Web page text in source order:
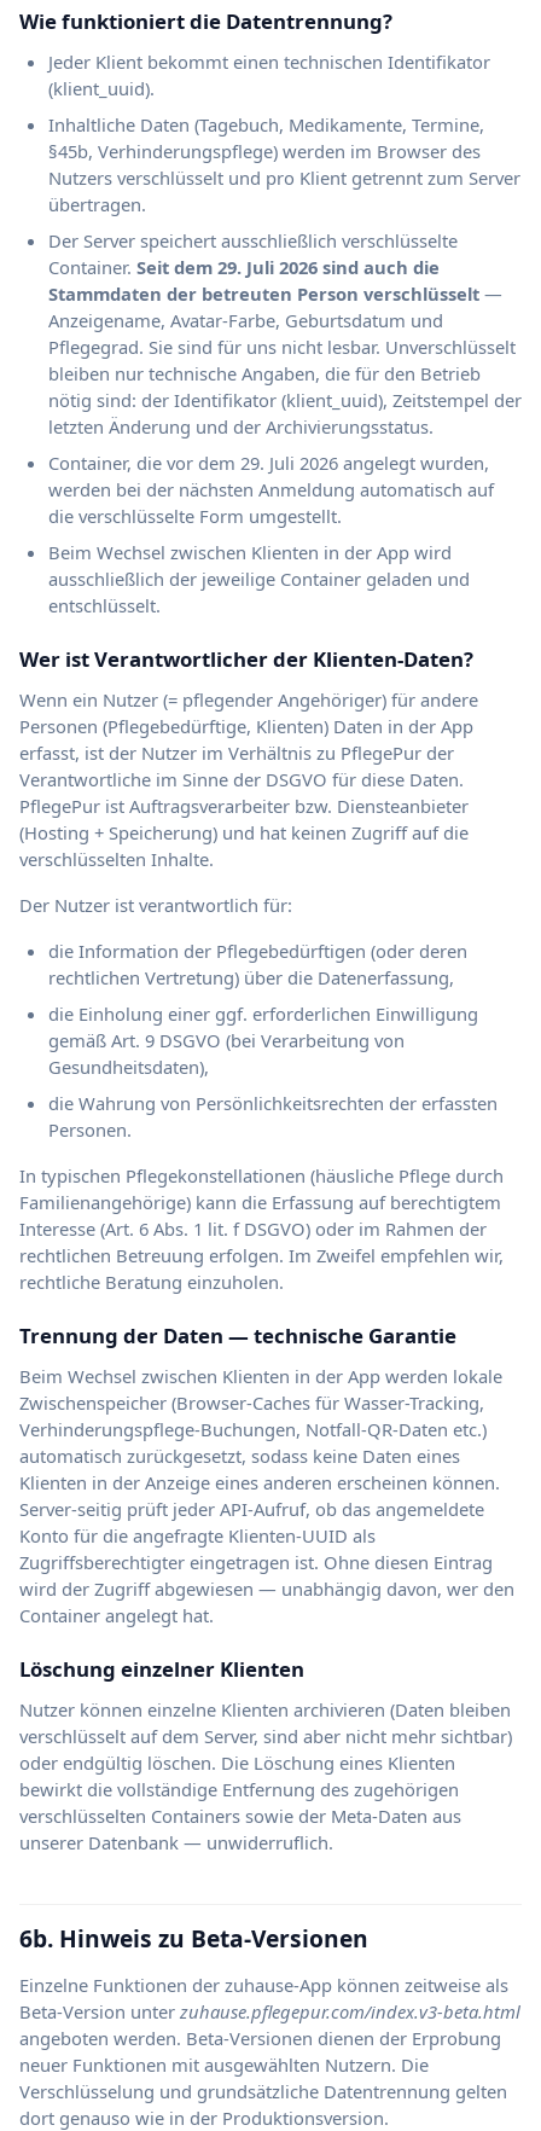
Wie funktioniert die Datentrennung?
Jeder Klient bekommt einen technischen Identifikator
(klient_uuid).
Inhaltliche Daten (Tagebuch, Medikamente, Termine,
§45b, Verhinderungspflege) werden im Browser des
Nutzers verschlüsselt und pro Klient getrennt zum Server
übertragen.
Der Server speichert ausschließlich verschlüsselte
Container. Seit dem 29. Juli 2026 sind auch die
Stammdaten der betreuten Person verschlüsselt —
Anzeigename, Avatar-Farbe, Geburtsdatum und
Pflegegrad. Sie sind für uns nicht lesbar. Unverschlüsselt
bleiben nur technische Angaben, die für den Betrieb
nötig sind: der Identifikator (klient_uuid), Zeitstempel der
letzten Änderung und der Archivierungsstatus.
Container, die vor dem 29. Juli 2026 angelegt wurden,
werden bei der nächsten Anmeldung automatisch auf
die verschlüsselte Form umgestellt.
Beim Wechsel zwischen Klienten in der App wird
ausschließlich der jeweilige Container geladen und
entschlüsselt.
Wer ist Verantwortlicher der Klienten-Daten?
Wenn ein Nutzer (= pflegender Angehöriger) für andere
Personen (Pflegebedürftige, Klienten) Daten in der App
erfasst, ist der Nutzer im Verhältnis zu PflegePur der
Verantwortliche im Sinne der DSGVO für diese Daten.
PflegePur ist Auftragsverarbeiter bzw. Diensteanbieter
(Hosting + Speicherung) und hat keinen Zugriff auf die
verschlüsselten Inhalte.
Der Nutzer ist verantwortlich für:
die Information der Pflegebedürftigen (oder deren
rechtlichen Vertretung) über die Datenerfassung,
die Einholung einer ggf. erforderlichen Einwilligung
gemäß Art. 9 DSGVO (bei Verarbeitung von
Gesundheitsdaten),
die Wahrung von Persönlichkeitsrechten der erfassten
Personen.
In typischen Pflegekonstellationen (häusliche Pflege durch
Familienangehörige) kann die Erfassung auf berechtigtem
Interesse (Art. 6 Abs. 1 lit. f DSGVO) oder im Rahmen der
rechtlichen Betreuung erfolgen. Im Zweifel empfehlen wir,
rechtliche Beratung einzuholen.
Trennung der Daten — technische Garantie
Beim Wechsel zwischen Klienten in der App werden lokale
Zwischenspeicher (Browser-Caches für Wasser-Tracking,
Verhinderungspflege-Buchungen, Notfall-QR-Daten etc.)
automatisch zurückgesetzt, sodass keine Daten eines
Klienten in der Anzeige eines anderen erscheinen können.
Server-seitig prüft jeder API-Aufruf, ob das angemeldete
Konto für die angefragte Klienten-UUID als
Zugriffsberechtigter eingetragen ist. Ohne diesen Eintrag
wird der Zugriff abgewiesen — unabhängig davon, wer den
Container angelegt hat.
Löschung einzelner Klienten
Nutzer können einzelne Klienten archivieren (Daten bleiben
verschlüsselt auf dem Server, sind aber nicht mehr sichtbar)
oder endgültig löschen. Die Löschung eines Klienten
bewirkt die vollständige Entfernung des zugehörigen
verschlüsselten Containers sowie der Meta-Daten aus
unserer Datenbank — unwiderruflich.
6b. Hinweis zu Beta-Versionen
Einzelne Funktionen der zuhause-App können zeitweise als
Beta-Version unter zuhause.pflegepur.com/index.v3-beta.html
angeboten werden. Beta-Versionen dienen der Erprobung
neuer Funktionen mit ausgewählten Nutzern. Die
Verschlüsselung und grundsätzliche Datentrennung gelten
dort genauso wie in der Produktionsversion.